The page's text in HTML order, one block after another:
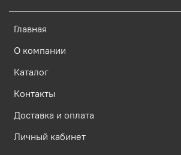
Главная
О компании
Каталог
Контакты
Доставка и оплата
Личный кабинет